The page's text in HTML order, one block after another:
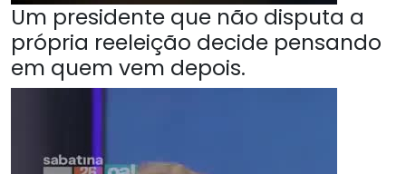
Um presidente que não disputa a
própria reeleição decide pensando
em quem vem depois.